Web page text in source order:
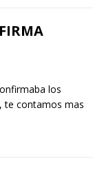
los
te contamos mas